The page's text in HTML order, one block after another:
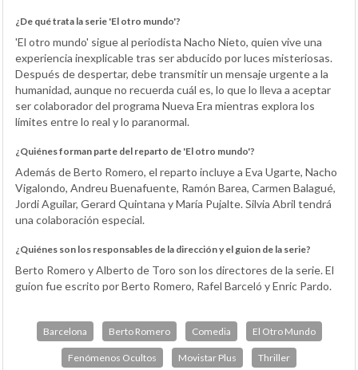
¿De qué trata la serie 'El otro mundo'?
'El otro mundo' sigue al periodista Nacho Nieto, quien vive una
experiencia inexplicable tras ser abducido por luces misteriosas.
Después de despertar, debe transmitir un mensaje urgente a la
humanidad, aunque no recuerda cuál es, lo que lo lleva a aceptar
ser colaborador del programa Nueva Era mientras explora los
límites entre lo real y lo paranormal.
¿Quiénes forman parte del reparto de 'El otro mundo'?
Además de Berto Romero, el reparto incluye a Eva Ugarte, Nacho
Vigalondo, Andreu Buenafuente, Ramón Barea, Carmen Balagué,
Jordi Aguilar, Gerard Quintana y María Pujalte. Silvia Abril tendrá
una colaboración especial.
¿Quiénes son los responsables de la dirección y el guion de la serie?
Berto Romero y Alberto de Toro son los directores de la serie. El
guion fue escrito por Berto Romero, Rafel Barceló y Enric Pardo.
Barcelona Berto Romero Comedia El Otro Mundo
Fenómenos Ocultos Movistar Plus Thriller